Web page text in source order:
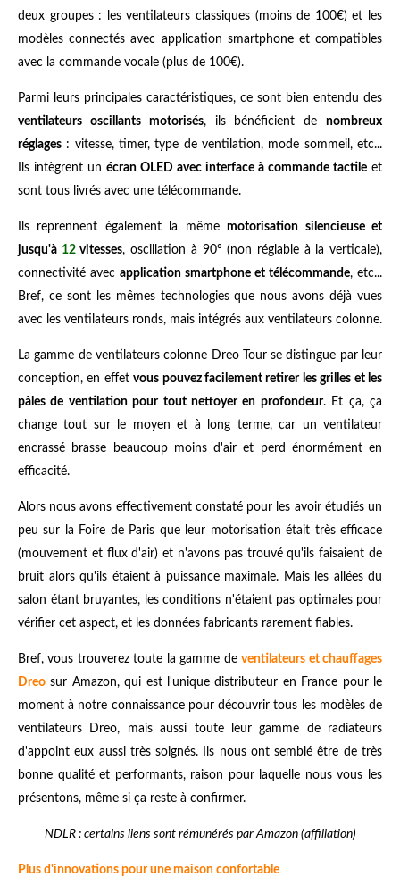
deux groupes : les ventilateurs classiques (moins de 100€) et les
modèles connectés avec application smartphone et compatibles
avec la commande vocale (plus de 100€).
Parmi leurs principales caractéristiques, ce sont bien entendu des
ventilateurs oscillants motorisés, ils bénéficient denombreux
réglages : vitesse, timer, type de ventilation, mode sommeil, etc...
Ils intègrent un écran OLED avec interface à commande tactile et
sont tous livrés avec une télécommande.
Ils reprennent également la mêmemotorisation silencieuse et
jusqu'à 12vitesses, oscillation à 90° (non réglable à la verticale),
connectivité avec application smartphone et télécommande, etc...
Bref, ce sont les mêmes technologies que nous avons déjà vues
avec les ventilateurs ronds, mais intégrés aux ventilateurs colonne.
La gamme de ventilateurs colonne Dreo Tour se distingue par leur
conception, en effetvous pouvez facilement retirer les grilles et les
pâles de ventilation pour tout nettoyer en profondeur. Et ça, ça
change tout sur le moyen et à long terme, car un ventilateur
encrassé brasse beaucoup moins d'air et perd énormément en
efficacité.
Alors nous avons effectivement constaté pour les avoir étudiés un
peu sur la Foire de Paris que leur motorisation était très efficace
(mouvement et flux d'air) et n'avons pas trouvé qu'ils faisaient de
bruit alors qu'ils étaient à puissance maximale. Mais les allées du
salon étant bruyantes, les conditions n'étaient pas optimales pour
vérifier cet aspect, et les données fabricants rarement fiables.
Bref, vous trouverez toute la gamme deventilateurs et chauffages
Dreo sur Amazon, qui est l'unique distributeur en France pour le
moment à notre connaissance pour découvrir tous les modèles de
ventilateurs Dreo, mais aussi toute leur gamme de radiateurs
d'appoint eux aussi très soignés. Ils nous ont semblé être de très
bonne qualité et performants, raison pour laquelle nous vous les
présentons, même si ça reste à confirmer.
NDLR : certains liens sont rémunérés par Amazon (affiliation)
Plus d'innovations pour une maison confortable